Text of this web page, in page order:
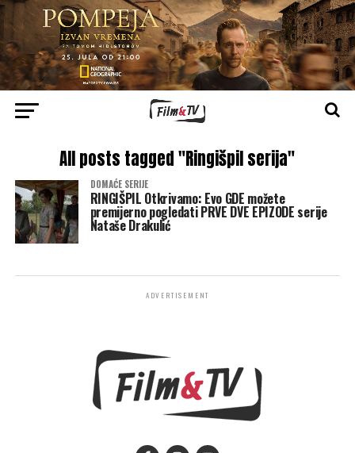
All posts tagged "Ringišpil serija"
DOMAĆE SERIJE
RINGIŠPIL Otkrivamo: Evo GDE možete
premijerno pogledati PRVE DVE EPIZODE serije
Nataše Drakulić
ADVERTISEMENT